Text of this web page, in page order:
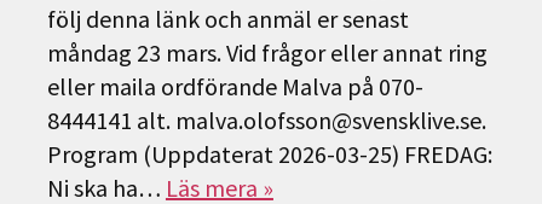
följ denna länk och anmäl er senast
måndag 23 mars. Vid frågor eller annat ring
eller maila ordförande Malva på 070-
8444141 alt. malva.olofsson@svensklive.se.
Program (Uppdaterat 2026-03-25) FREDAG:
Ni ska ha… Läs mera »